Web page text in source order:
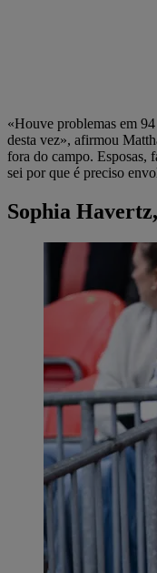
«Houve problemas em
desta vez», afirmou
fora do campo. Esposas,
sei por que é preciso
Sophia